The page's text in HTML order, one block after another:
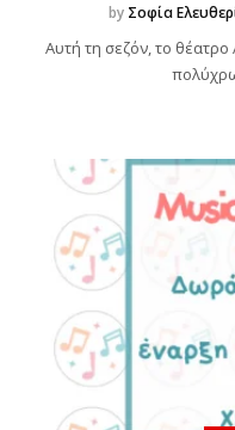
by Σοφία
Αυτή τη σεζόν, το